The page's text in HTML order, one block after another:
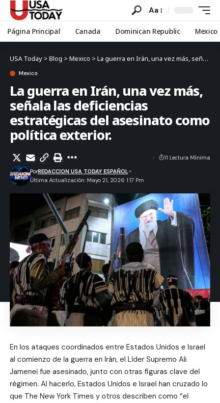
Aa
Página Principal Canada Dominican Republic Mexico
USA Today > Blog > Mexico > La guerra en Irán, una vez más, señala las deficiencias estratégicas del asesinato como política exterior.
Mexico
La guerra en Irán, una vez más,
señala las deficiencias
estratégicas del asesinato como
política exterior.
Última Actualización: Mayo 21, 2026 1:17 Pm
PorREDACCION USA TODAY ESPAÑOL
11 Lectura Mínima
En los ataques coordinados entre Estados Unidos e Israel
al comienzo de la guerra en Irán, el Líder Supremo Ali
Jamenei fue asesinado, junto con otras figuras clave del
régimen. Al hacerlo, Estados Unidos e Israel han cruzado lo
que The New York Times y otros describen como “el